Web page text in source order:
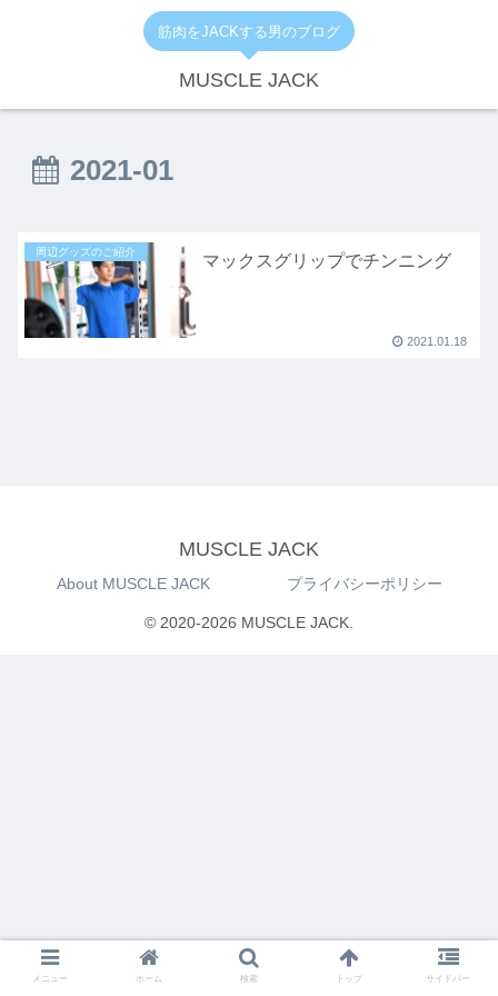
筋肉をJACKする男のブログ
MUSCLE JACK
2021-01
周辺グッズのご紹介 マックスグリップでチンニング
2021.01.18
MUSCLE JACK
About MUSCLE JACK プライバシーポリシー
© 2020-2026 MUSCLE JACK.
メニュー ホーム 検索 トップ サイドバー